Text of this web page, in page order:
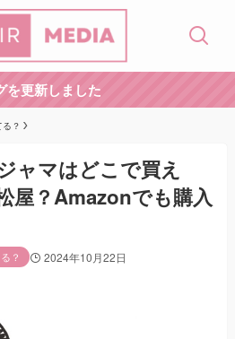
を更新しました
？
ャマはどこで買え
屋？Amazonでも購入
？ 2024年10月22日